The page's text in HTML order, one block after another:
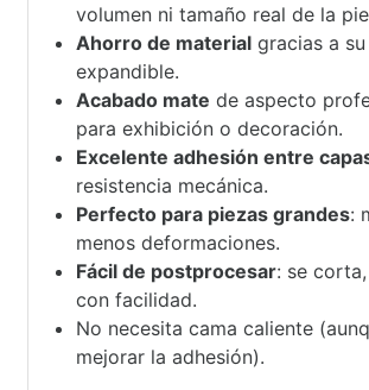
volumen ni tamaño real de la
Ahorro de material gracias a
expandible.
Acabado mate de aspecto
para exhibición o decoración.
Excelente adhesión entre
resistencia mecánica.
Perfecto para piezas grandes:
menos deformaciones.
Fácil de postprocesar: se
con facilidad.
No necesita cama caliente
mejorar la adhesión).